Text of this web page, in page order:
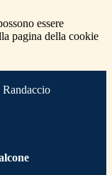
essere
pagina della cookie